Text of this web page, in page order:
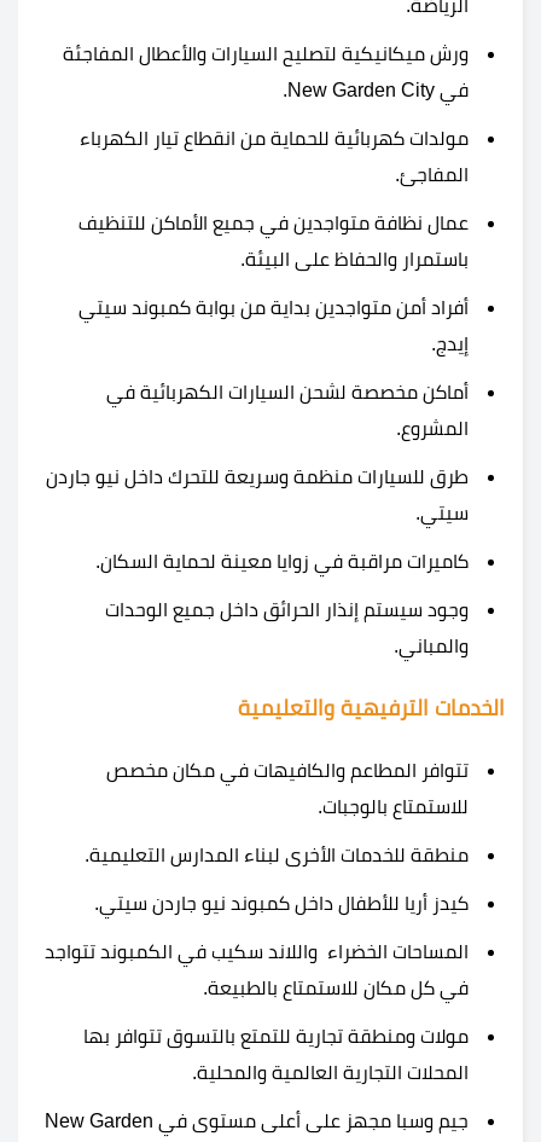
الرياضة.
ورش ميكانيكية لتصليح السيارات والأعطال المفاجئة
في New Garden City.
مولدات كهربائية للحماية من انقطاع تيار الكهرباء
المفاجئ.
عمال نظافة متواجدين في جميع الأماكن للتنظيف
باستمرار والحفاظ على البيئة.
أفراد أمن متواجدين بداية من بوابة كمبوند سيتي
إيدج.
أماكن مخصصة لشحن السيارات الكهربائية في
المشروع.
طرق للسيارات منظمة وسريعة للتحرك داخل نيو جاردن
سيتي.
كاميرات مراقبة في زوايا معينة لحماية السكان.
وجود سيستم إنذار الحرائق داخل جميع الوحدات
والمباني.
الخدمات الترفيهية والتعليمية
تتوافر المطاعم والكافيهات في مكان مخصص
للاستمتاع بالوجبات.
منطقة للخدمات الأخرى لبناء المدارس التعليمية.
كيدز أريا للأطفال داخل كمبوند نيو جاردن سيتي.
المساحات الخضراء واللاند سكيب في الكمبوند تتواجد
في كل مكان للاستمتاع بالطبيعة.
مولات ومنطقة تجارية للتمتع بالتسوق تتوافر بها
المحلات التجارية العالمية والمحلية.
جيم وسبا مجهز على أعلى مستوى في New Garden